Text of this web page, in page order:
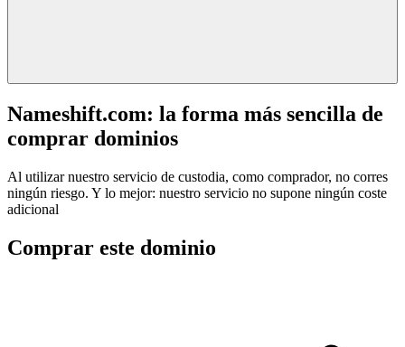
Nameshift.com: la forma más sencilla de
comprar dominios
Al utilizar nuestro servicio de custodia, como comprador, no corres
ningún riesgo. Y lo mejor: nuestro servicio no supone ningún coste
adicional
Comprar este dominio